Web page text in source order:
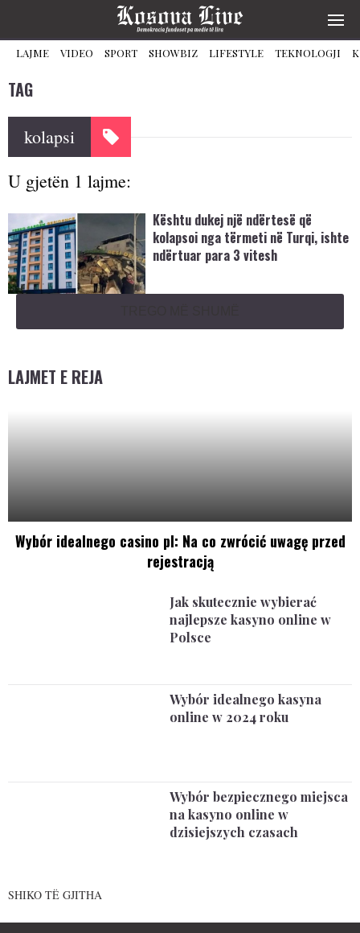
LAJME VIDEO SPORT SHOWBIZ LIFESTYLE TEKNOLOGJI
TAG
kolapsi
U gjetën 1 lajme:
Kështu dukej një ndërtesë që
kolapsoi nga tërmeti në Turqi, ishte
ndërtuar para 3 vitesh
LAJMET E REJA
Wybór idealnego casino pl: Na co zwrócić uwagę przed
rejestracją
Jak skutecznie wybierać
najlepsze kasyno online w
Polsce
Wybór idealnego kasyna
online w 2024 roku
Wybór bezpiecznego miejsca
na kasyno online w
dzisiejszych czasach
SHIKO TË GJITHA